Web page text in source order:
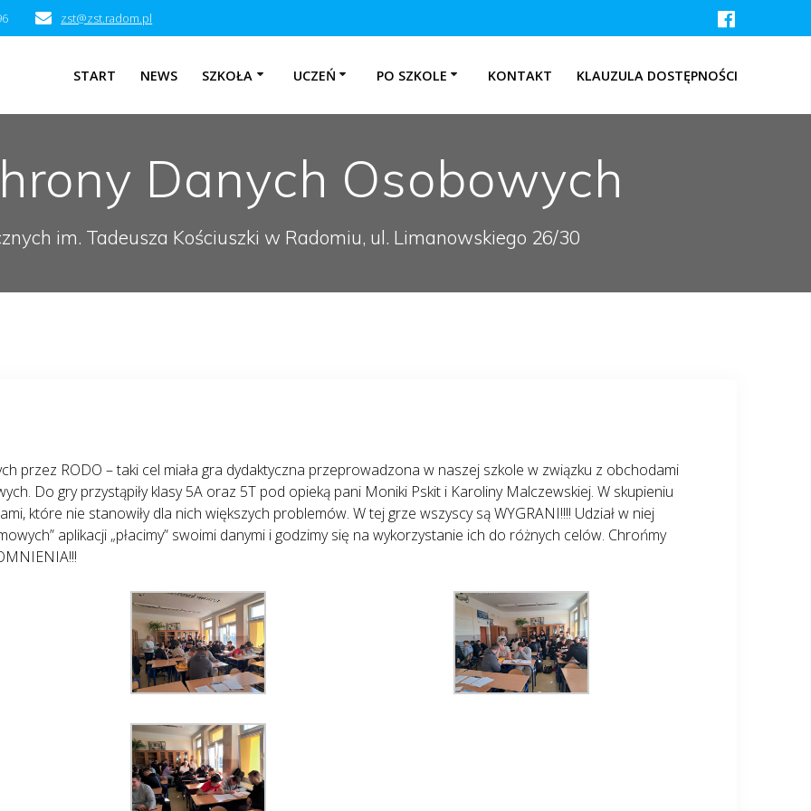
zst@zst.radom.pl
START NEWS SZKOŁA UCZEŃ PO SZKOLE KONTAKT KLAUZULA DOSTĘPNOŚCI
Danych Osobowych
im. Tadeusza Kościuszki w Radomiu, ul. Limanowskiego 26/30
przez RODO – taki cel miała gra dydaktyczna przeprowadzona w naszej szkole w związku z obchodami
Do gry przystąpiły klasy 5A oraz 5T pod opieką pani Moniki Pskit i Karoliny Malczewskiej. W skupieniu
które nie stanowiły dla nich większych problemów. W tej grze wszyscy są WYGRANI!!!! Udział w niej
aplikacji „płacimy” swoimi danymi i godzimy się na wykorzystanie ich do różnych celów. Chrońmy